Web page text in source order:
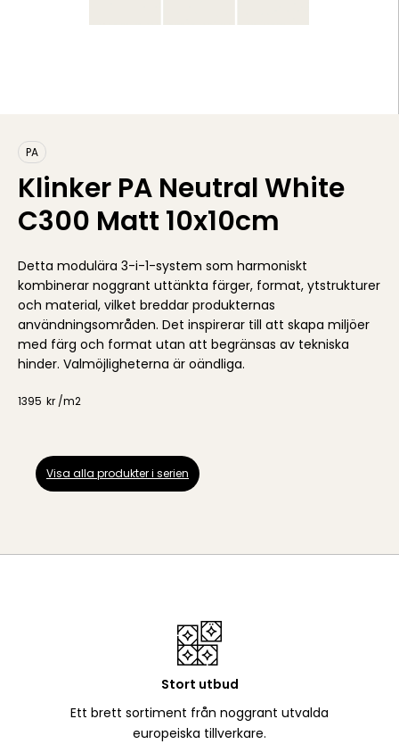
PA
Klinker PA Neutral White
C300 Matt 10x10cm
Detta modulära 3-i-1-system som harmoniskt
kombinerar noggrant uttänkta färger, format, ytstrukturer
och material, vilket breddar produkternas
användningsområden. Det inspirerar till att skapa miljöer
med färg och format utan att begränsas av tekniska
hinder. Valmöjligheterna är oändliga.
1395 kr /m2
Visa alla produkter i serien
Stort utbud
Ett brett sortiment från noggrant utvalda
europeiska tillverkare.